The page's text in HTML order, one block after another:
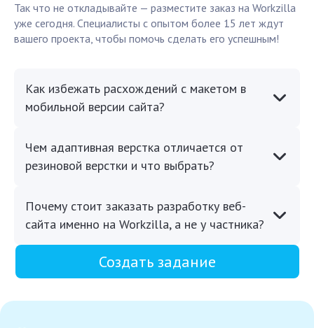
Так что не откладывайте — разместите заказ на Workzilla
уже сегодня. Специалисты с опытом более 15 лет ждут
вашего проекта, чтобы помочь сделать его успешным!
Как избежать расхождений с макетом в
мобильной версии сайта?
Чем адаптивная верстка отличается от
резиновой верстки и что выбрать?
Почему стоит заказать разработку веб-
сайта именно на Workzilla, а не у частника?
Создать задание